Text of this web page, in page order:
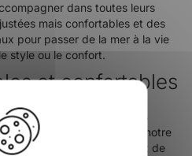
dans toutes leurs
mais confortables et des
pour passer de la mer à la vie
style ou le confort.
et confortables
de la mode, nous
et confortables pour notre
pantalons. Cela te permet de